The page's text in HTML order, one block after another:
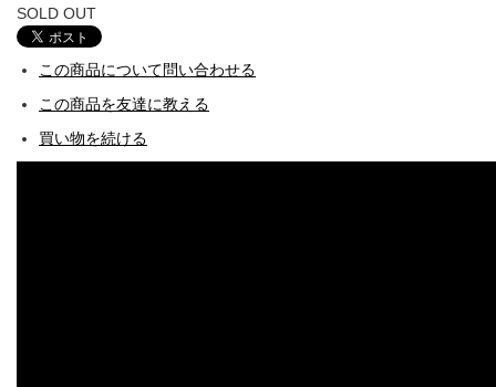
SOLD OUT
この商品について問い合わせる
この商品を友達に教える
買い物を続ける